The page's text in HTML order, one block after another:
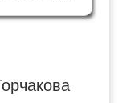
Империи в